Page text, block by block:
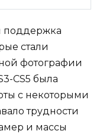
поддержка
стали
фотографии
CS5 была
с некоторыми
трудности
и массы